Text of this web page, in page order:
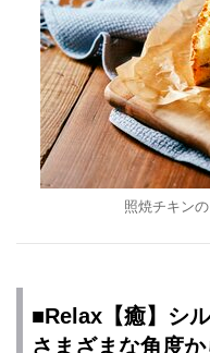
照焼チキン
■Relax【癒】シ
さまざまな角度